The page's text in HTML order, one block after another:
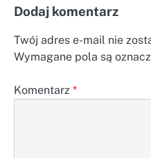
Dodaj komentarz
Twój adres e-mail nie
Wymagane pola są
Komentarz *